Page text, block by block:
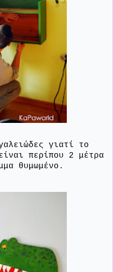
γιατί το
περίπου 2 μέτρα
θυμωμένο.